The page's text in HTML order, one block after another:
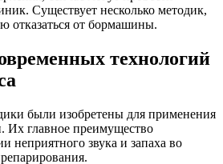
Существует несколько методик,
отказаться от бормашины.
технологий
были изобретены для применения
Их главное преимущество
неприятного звука и запаха во